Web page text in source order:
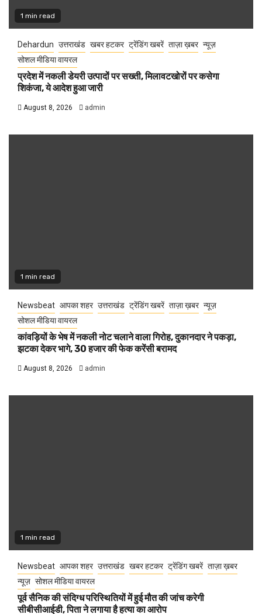
1 min read
Dehardun उत्तराखंड खबर हटकर ट्रेंडिंग खबरें ताज़ा ख़बर न्यूज़
सोशल मीडिया वायरल
प्रदेश में नकली डेयरी उत्पादों पर सख्ती, मिलावटखोरों पर कसेगा
शिकंजा, ये आदेश हुआ जारी
August 8, 2026 admin
1 min read
Newsbeat आपका शहर उत्तराखंड ट्रेंडिंग खबरें ताज़ा ख़बर न्यूज़
सोशल मीडिया वायरल
कांवड़ियों के भेष में नकली नोट चलाने वाला गिरोह, दुकानदार ने पकड़ा,
झटका देकर भागे, 30 हजार की फेक करेंसी बरामद
August 8, 2026 admin
1 min read
Newsbeat आपका शहर उत्तराखंड खबर हटकर ट्रेंडिंग खबरें ताज़ा ख़बर
न्यूज़ सोशल मीडिया वायरल
पूर्व सैनिक की संदिग्ध परिस्थितियों में हुई मौत की जांच करेगी
सीबीसीआईडी, पिता ने लगाया है हत्या का आरोप